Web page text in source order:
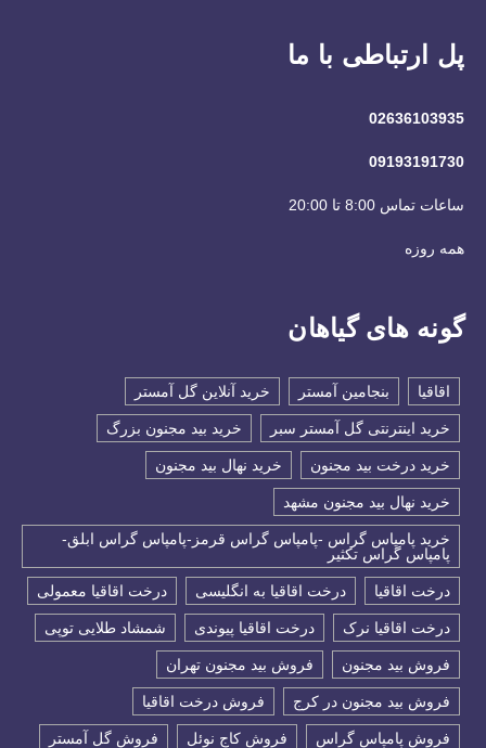
پل ارتباطی با ما
02636103935
09193191730
ساعات تماس 8:00 تا 20:00
همه روزه
گونه های گیاهان
اقاقیا بنجامین آمستر خرید آنلاین گل آمستر
خرید اینترنتی گل آمستر سبر خرید بید مجنون بزرگ
خرید درخت بید مجنون خرید نهال بید مجنون
خرید نهال بید مجنون مشهد
خرید پامپاس گراس -پامپاس گراس قرمز-پامپاس گراس ابلق-
پامپاس گراس تکثیر
درخت اقاقیا درخت اقاقیا به انگلیسی درخت اقاقیا معمولی
درخت اقاقیا نرک درخت اقاقیا پیوندی شمشاد طلایی توپی
فروش بید مجنون فروش بید مجنون تهران
فروش بید مجنون در کرج فروش درخت اقاقیا
فروش پامپاس گراس فروش کاج نوئل فروش گل آمستر